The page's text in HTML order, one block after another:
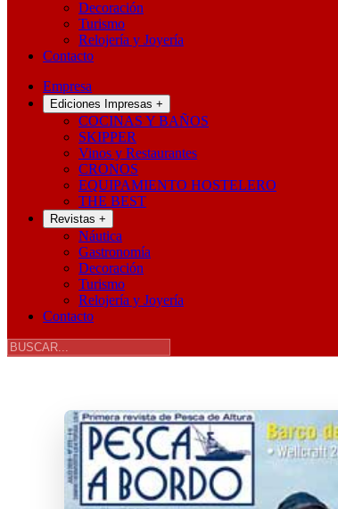
Decoración
Turismo
Relojería y Joyería
Contacto
Empresa
Ediciones Impresas +
COCINAS Y BAÑOS
SKIPPER
Vinos y Restaurantes
CRONOS
EQUIPAMIENTO HOSTELERO
THE BEST
Revistas +
Náutica
Gastronomía
Decoración
Turismo
Relojería y Joyería
Contacto